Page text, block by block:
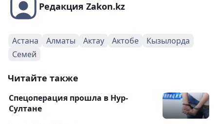
Редакция Zakon.kz
Астана Алматы Актау Актобе
Кызылорда
Семей
Читайте также
Спецоперация прошла в Нур-
Султане